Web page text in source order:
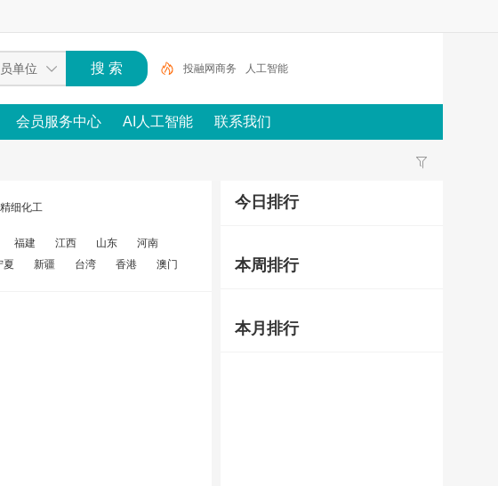
投融网商务 人工智能
会员服务中心 AI人工智能 联系我们
精细化工
福建 江西 山东
河南
夏 新疆 台湾 香港 澳门
今日排行
本周排行
本月排行